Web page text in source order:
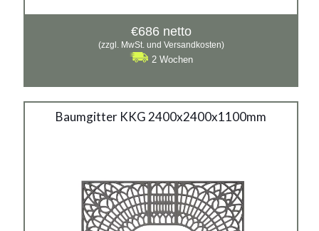
€686 netto
(zzgl. MwSt. und Versandkosten)
2 Wochen
Baumgitter KKG 2400x2400x1100mm